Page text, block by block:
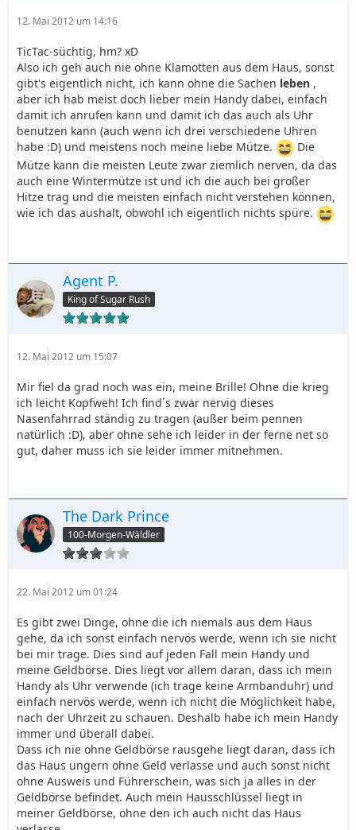
12. Mai 2012 um 14:16
TicTac-süchtig, hm? xD
Also ich geh auch nie ohne Klamotten aus dem Haus, sonst
gibt's eigentlich nicht, ich kann ohne die Sachen leben ,
aber ich hab meist doch lieber mein Handy dabei, einfach
damit ich anrufen kann und damit ich das auch als Uhr
benutzen kann (auch wenn ich drei verschiedene Uhren
habe :D) und meistens noch meine liebe Mütze.
Die
Mütze kann die meisten Leute zwar ziemlich nerven, da das
auch eine Wintermütze ist und ich die auch bei großer
Hitze trag und die meisten einfach nicht verstehen können,
wie ich das aushalt, obwohl ich eigentlich nichts spüre.
Agent P.
King of Sugar Rush
12. Mai 2012 um 15:07
Mir fiel da grad noch was ein, meine Brille! Ohne die krieg
ich leicht Kopfweh! Ich find´s zwar nervig dieses
Nasenfahrrad ständig zu tragen (außer beim pennen
natürlich :D), aber ohne sehe ich leider in der ferne net so
gut, daher muss ich sie leider immer mitnehmen.
The Dark Prince
100-Morgen-Wäldler
22. Mai 2012 um 01:24
Es gibt zwei Dinge, ohne die ich niemals aus dem Haus
gehe, da ich sonst einfach nervös werde, wenn ich sie nicht
bei mir trage. Dies sind auf jeden Fall mein Handy und
meine Geldbörse. Dies liegt vor allem daran, dass ich mein
Handy als Uhr verwende (ich trage keine Armbanduhr) und
einfach nervös werde, wenn ich nicht die Möglichkeit habe,
nach der Uhrzeit zu schauen. Deshalb habe ich mein Handy
immer und überall dabei.
Dass ich nie ohne Geldbörse rausgehe liegt daran, dass ich
das Haus ungern ohne Geld verlasse und auch sonst nicht
ohne Ausweis und Führerschein, was sich ja alles in der
Geldbörse befindet. Auch mein Hausschlüssel liegt in
meiner Geldbörse, ohne den ich auch nicht das Haus